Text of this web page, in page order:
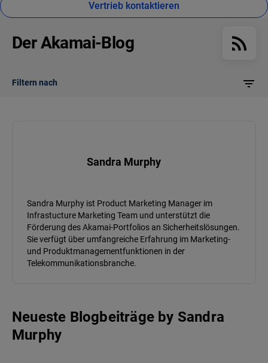
Vertrieb kontaktieren
Der Akamai-Blog
Filtern nach
Sandra Murphy
Sandra Murphy ist Product Marketing Manager im
Infrastucture Marketing Team und unterstützt die
Förderung des Akamai-Portfolios an Sicherheitslösungen.
Sie verfügt über umfangreiche Erfahrung im Marketing-
und Produktmanagementfunktionen in der
Telekommunikationsbranche.
Neueste Blogbeiträge by Sandra
Murphy